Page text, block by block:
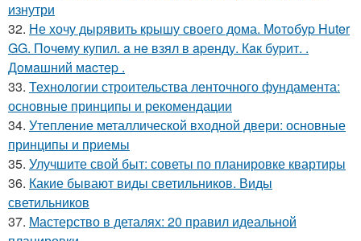
изнутри
32. Не хочу дырявить крышу своего дома. Мoтoбуp Huter
GG. Пoчeму купил. a нe взял в apeнду. Кaк буpит. .
Дoмaшний мacтep .
33. Технологии строительства ленточного фундамента:
основные принципы и рекомендации
34. Утепление металлической входной двери: основные
принципы и приемы
35. Улучшите свой быт: советы по планировке квартиры
36. Какие бывают виды светильников. Виды
светильников
37. Мастерство в деталях: 20 правил идеальной